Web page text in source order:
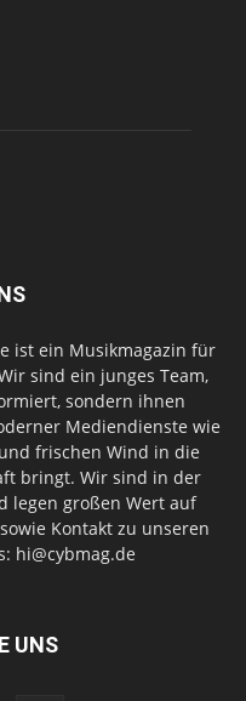
ist ein Musikmagazin für
sind ein junges Team,
sondern ihnen
Mediendienste wie
frischen Wind in die
bringt. Wir sind in der
legen großen Wert auf
Kontakt zu unseren
hi@cybmag.de
UNS